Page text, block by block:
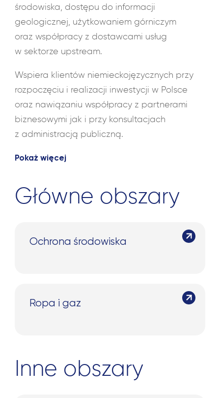
środowiska, dostępu do informacji
geologicznej, użytkowaniem górniczym
oraz współpracy z dostawcami usług
w sektorze upstream.
Wspiera klientów niemieckojęzycznych przy
rozpoczęciu i realizacji inwestycji w Polsce
oraz nawiązaniu współpracy z partnerami
biznesowymi jak i przy konsultacjach
z administracją publiczną.
Pokaż więcej
Główne obszary
Ochrona środowiska
Ropa i gaz
Inne obszary